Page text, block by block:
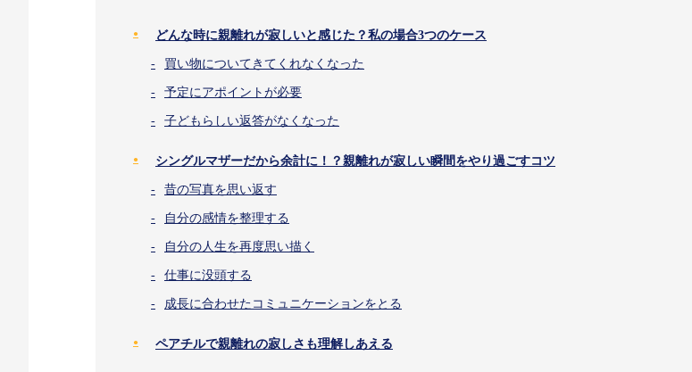
どんな時に親離れが寂しいと感じた？私の場合3つのケース
買い物についてきてくれなくなった
予定にアポイントが必要
子どもらしい返答がなくなった
シングルマザーだから余計に！？親離れが寂しい瞬間をやり過ごすコツ
昔の写真を思い返す
自分の感情を整理する
自分の人生を再度思い描く
仕事に没頭する
成長に合わせたコミュニケーションをとる
ペアチルで親離れの寂しさも理解しあえる